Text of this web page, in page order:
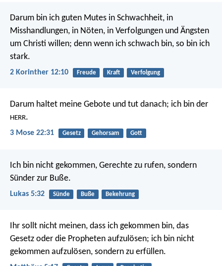
Darum bin ich guten Mutes in Schwachheit, in
Misshandlungen, in Nöten, in Verfolgungen und Ängsten
um Christi willen; denn wenn ich schwach bin, so bin ich
stark.
2 Korinther 12:10 Freude Kraft Verfolgung
Darum haltet meine Gebote und tut danach; ich bin der
HERR.
3 Mose 22:31 Gesetz Gehorsam Gott
Ich bin nicht gekommen, Gerechte zu rufen, sondern
Sünder zur Buße.
Lukas 5:32 Sünde Buße Bekehrung
Ihr sollt nicht meinen, dass ich gekommen bin, das
Gesetz oder die Propheten aufzulösen; ich bin nicht
gekommen aufzulösen, sondern zu erfüllen.